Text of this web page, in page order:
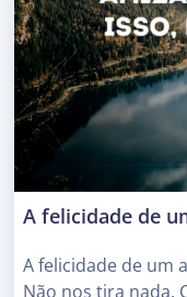
A felicidade de
A felicidade de um
Não nos tira nada.